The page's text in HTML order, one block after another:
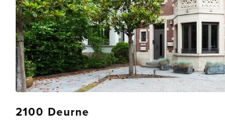
2100 Deurne